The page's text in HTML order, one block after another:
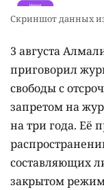
Скриншот данных
3 августа
приговорил
свободы с
запретом на
на три года. Её
составляющих
закрытом